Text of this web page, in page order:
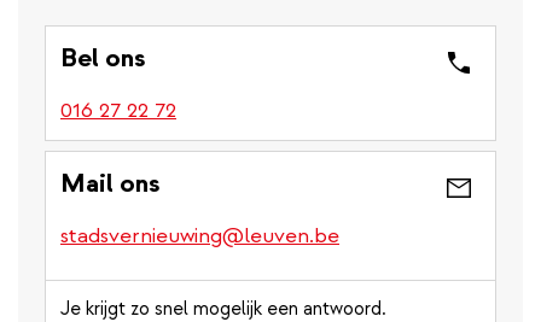
Bel ons
016 27 22 72
Mail ons
stadsvernieuwing@leuven.be
Je krijgt zo snel mogelijk een antwoord.